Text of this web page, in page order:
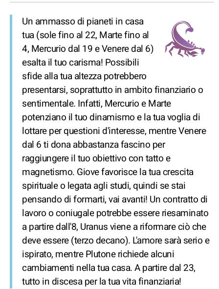
Un ammasso di pianeti in casa
tua (sole fino al 22, Marte fino al
4, Mercurio dal 19 e Venere dal 6)
esalta il tuo carisma! Possibili
sfide alla tua altezza potrebbero
presentarsi, soprattutto in ambito finanziario o
sentimentale. Infatti, Mercurio e Marte
potenziano il tuo dinamismo e la tua voglia di
lottare per questioni d'interesse, mentre Venere
dal 6 ti dona abbastanza fascino per
raggiungere il tuo obiettivo con tatto e
magnetismo. Giove favorisce la tua crescita
spirituale o legata agli studi, quindi se stai
pensando di formarti, vai avanti! Un contratto di
lavoro o coniugale potrebbe essere riesaminato
a partire dall'8, Uranus viene a riformare ciò che
deve essere (terzo decano). L'amore sarà serio e
ispirato, mentre Plutone richiede alcuni
cambiamenti nella tua casa. A partire dal 23,
tutto in discesa per la tua vita finanziaria!